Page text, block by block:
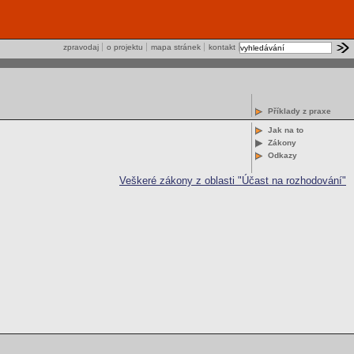
kontakt
mapa stránek
o projektu
zpravodaj
Příklady z praxe
Jak na to
Zákony
Odkazy
Veškeré zákony z oblasti "Účast na rozhodování"